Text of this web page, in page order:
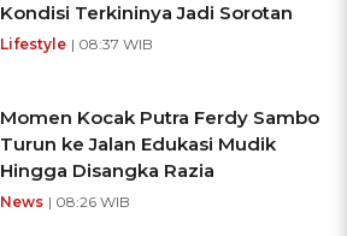
Kondisi Terkininya Jadi Sorotan
Lifestyle | 08:37 WIB
Momen Kocak Putra Ferdy Sambo
Turun ke Jalan Edukasi Mudik
Hingga Disangka Razia
News | 08:26 WIB